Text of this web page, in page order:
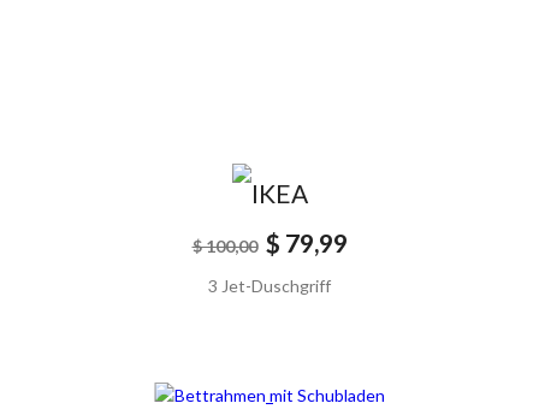
$ 100,00 $ 79,99
3 Jet-Duschgriff